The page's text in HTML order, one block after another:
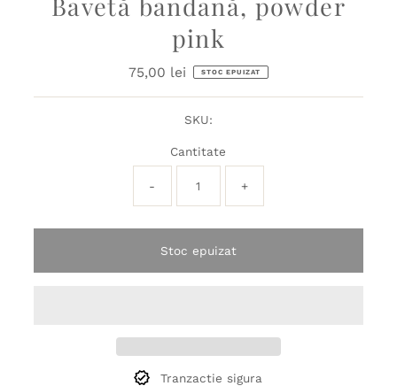
pink
Preț
75,00 lei STOC EPUIZAT
SKU:
Cantitate
- +
Stoc epuizat
Tranzactie sigura